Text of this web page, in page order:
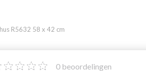
R5632 58 x 42 cm
0 beoordelingen